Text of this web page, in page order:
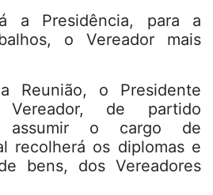
a Presidência, para a
o Vereador mais
o Presidente
de partido
assumir o cargo de
recolherá os diplomas e
bens, dos Vereadores